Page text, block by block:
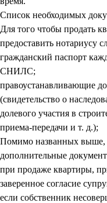
Список необходимых
Для того чтобы продать
предоставить нотариусу
гражданский паспорт
СНИЛС;
правоустанавливающие
(свидетельство о
долевого участия в
приема-передачи и т. д.);
Помимо названных выше,
дополнительные
при продаже квартиры,
заверенное согласие
если собственник